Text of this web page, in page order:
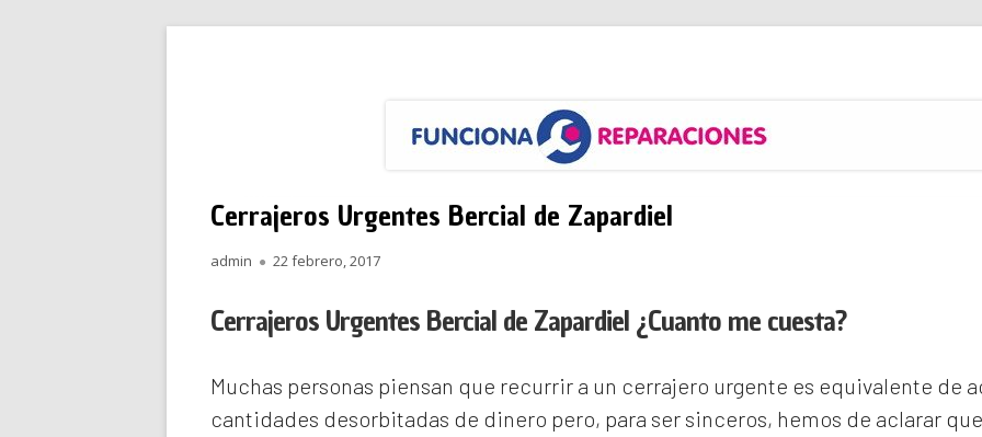
Cerrajeros Urgentes Bercial de Zapardiel
Autor
admin
Publicado
22 febrero, 2017
Cerrajeros Urgentes Bercial de Zapardiel ¿Cuanto me cuesta?
Muchas personas piensan que recurrir a un cerrajero urgente es equivalente de
cantidades desorbitadas de dinero pero, para ser sinceros, hemos de aclarar